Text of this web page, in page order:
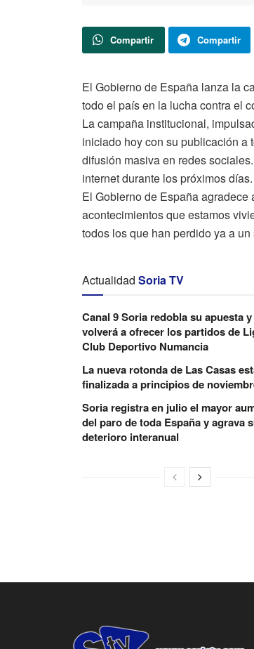
Compartir Compartir
El Gobierno de España lanza la
todo el país en la lucha contra el
La campaña institucional,
iniciado hoy con su publicación a
difusión masiva en redes
internet durante los próximos días.
El Gobierno de España
acontecimientos que estamos
todos los que han perdido ya a un
Actualidad Soria TV
Canal 9 Soria redobla su apuesta y
volverá a ofrecer los partidos de
Club Deportivo Numancia
La nueva rotonda de Las Casas
finalizada a principios de
Soria registra en julio el mayor
del paro de toda España y agrava
deterioro interanual